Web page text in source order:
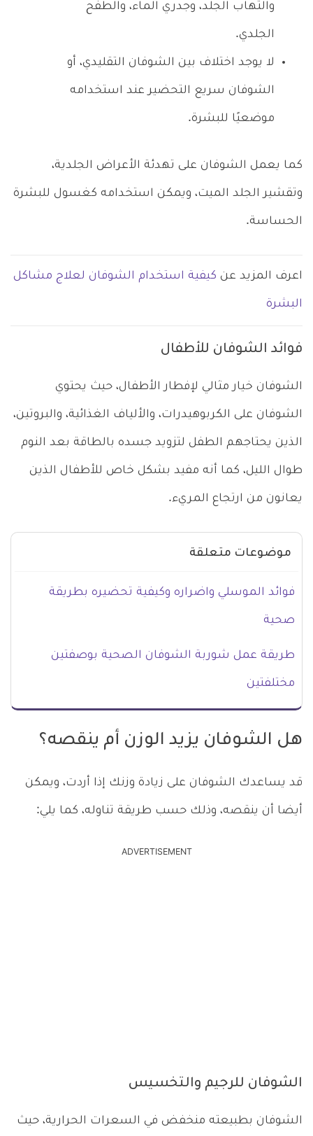
والتهاب الجلد، وجدري الماء، والطفح
الجلدي.
لا يوجد اختلاف بين الشوفان التقليدي، أو
الشوفان سريع التحضير عند استخدامه
موضعيًا للبشرة.
كما يعمل الشوفان على تهدئة الأعراض الجلدية،
وتقشير الجلد الميت، ويمكن استخدامه كغسول للبشرة
الحساسة.
اعرف المزيد عن كيفية استخدام الشوفان لعلاج مشاكل
البشرة
فوائد الشوفان للأطفال
الشوفان خيار مثالي لإفطار الأطفال، حيث يحتوي
الشوفان على الكربوهيدرات، والألياف الغذائية، والبروتين،
الذين يحتاجهم الطفل لتزويد جسده بالطاقة بعد النوم
طوال الليل، كما أنه مفيد بشكل خاص للأطفال الذين
يعانون من ارتجاع المريء.
موضوعات متعلقة
فوائد الموسلي واضراره وكيفية تحضيره بطريقة
صحية
طريقة عمل شوربة الشوفان الصحية بوصفتين
مختلفتين
هل الشوفان يزيد الوزن أم ينقصه؟
قد يساعدك الشوفان على زيادة وزنك إذا أردت، ويمكن
أيضا أن ينقصه، وذلك حسب طريقة تناوله، كما يلي:
ADVERTISEMENT
الشوفان للرجيم والتخسيس
الشوفان بطبيعته منخفض في السعرات الحرارية، حيث